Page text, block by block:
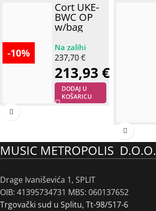
-10%
Cort UKE-
BWC OP
w/bag
237,70€
213,93 €
DODAJ U
KOŠARICU
MUSIC METROPOLIS D.O.O.
Drage Ivaniševića 1, SPLIT
OIB: 41395734731 MBS: 060137652
Trgovački sud u Splitu, Tt-98/517-6